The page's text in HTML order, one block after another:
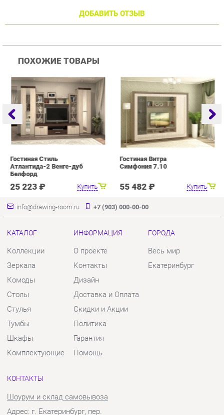
Купить
Гостиная Стиль
Атлантида-2 Венге-дуб
Белфорд
25 223 ₽ Купить
Симфония 7.10
55 482 ₽
info@drawing-room.ru +7 (903) 000-00-00
КАТАЛОГ
Коллекции
Зеркала
Комоды
Столы
Стулья
Тумбы
Контакты
Дизайн
Доставка и Оплата
Скидки и Акции
Политика
ГОРОДА
Екатеринбург
КОНТАКТЫ
Адрес: г. Екатеринбург, пер.
Базовый, 47
Телефон: +7 (903) 000-00-00
Отправить сообщение